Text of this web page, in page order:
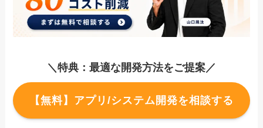
＼特典：最適な開発方法をご提案／
【無料】アプリ/システム開発を相談する